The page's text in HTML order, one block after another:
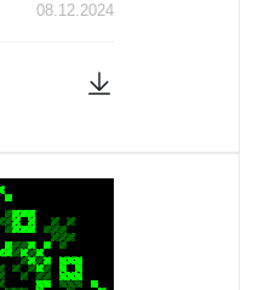
08.12.2024